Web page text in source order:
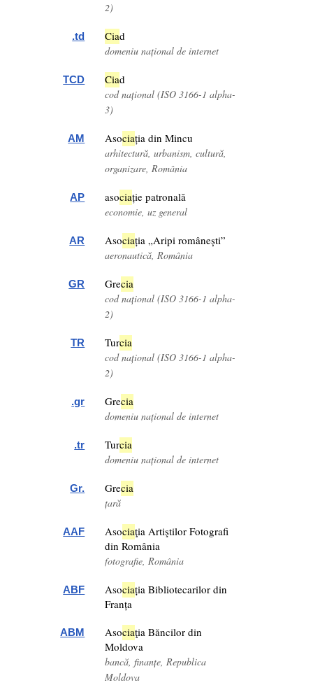
2)
.td Ciad
domeniu național de internet
TCD Ciad
cod național (ISO 3166-1 alpha-
3)
AM Asociația din Mincu
arhitectură, urbanism, cultură,
organizare, România
AP asociație patronală
economie, uz general
AR Asociația „Aripi românești”
aeronautică, România
GR Grecia
cod național (ISO 3166-1 alpha-
2)
TR Turcia
cod național (ISO 3166-1 alpha-
2)
.gr Grecia
domeniu național de internet
.tr Turcia
domeniu național de internet
Gr. Grecia
țară
AAF Asociaţia Artiştilor Fotografi
din România
fotografie, România
ABF Asociația Bibliotecarilor din
Franța
ABM Asociaţia Băncilor din
Moldova
bancă, finanțe, Republica
Moldova